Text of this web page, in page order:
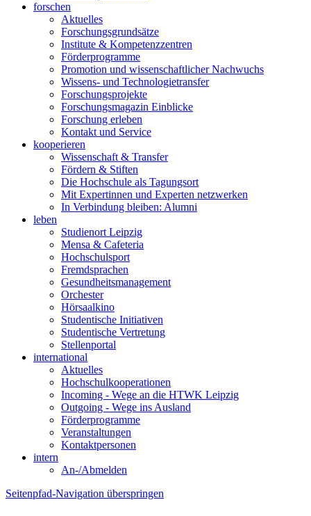
forschen
Aktuelles
Forschungsgrundsätze
Institute & Kompetenzzentren
Förderprogramme
Promotion und wissenschaftlicher Nachwuchs
Wissens- und Technologietransfer
Forschungsprojekte
Forschungsmagazin Einblicke
Forschung erleben
Kontakt und Service
kooperieren
Wissenschaft & Transfer
Fördern & Stiften
Die Hochschule als Tagungsort
Mit Expertinnen und Experten netzwerken
In Verbindung bleiben: Alumni
leben
Studienort Leipzig
Mensa & Cafeteria
Hochschulsport
Fremdsprachen
Gesundheitsmanagement
Orchester
Hörsaalkino
Studentische Initiativen
Studentische Vertretung
Stellenportal
international
Aktuelles
Hochschulkooperationen
Incoming - Wege an die HTWK Leipzig
Outgoing - Wege ins Ausland
Förderprogramme
Veranstaltungen
Kontaktpersonen
intern
An-/Abmelden
Seitenpfad-Navigation überspringen